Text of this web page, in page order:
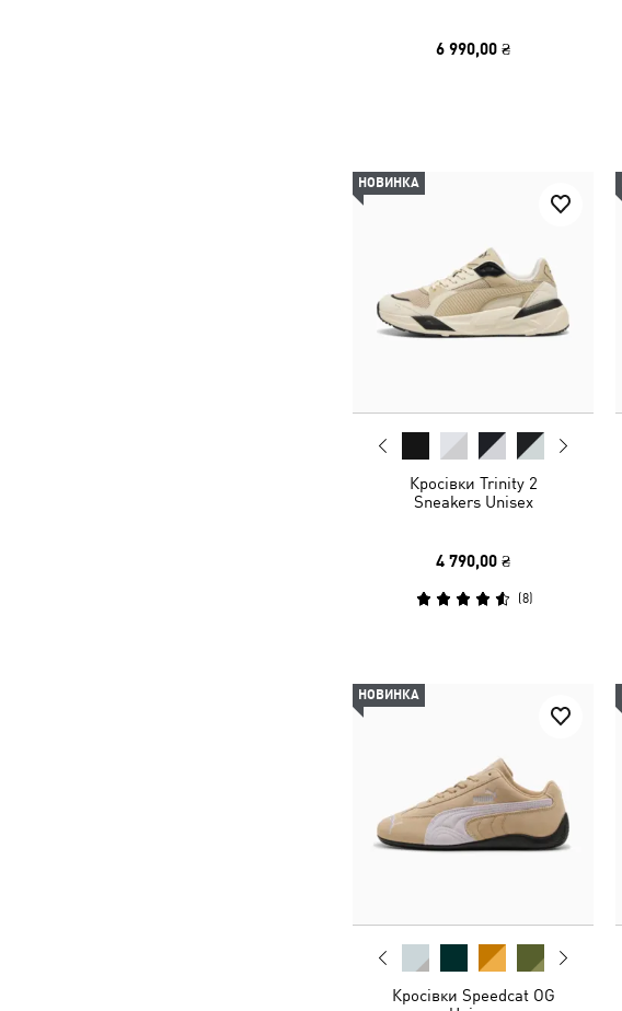
6 990,00 ₴
НОВИНКА
Кросівки Trinity 2
Sneakers Unisex
4 790,00 ₴
(8)
НОВИНКА
Кросівки Speedcat OG